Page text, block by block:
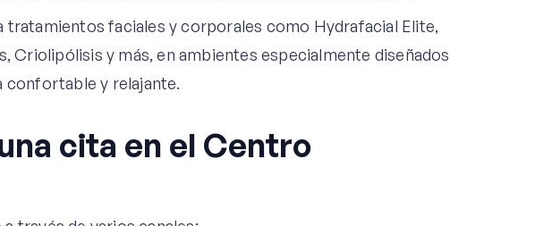
tratamientos faciales y corporales como Hydrafacial Elite,
Criolipólisis y más, en ambientes especialmente diseñados
confortable y relajante.
cita en el Centro